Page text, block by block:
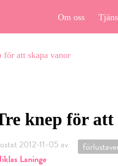
Om oss
för att skapa vanor
knep för att
2012-11-05 av
Laninge